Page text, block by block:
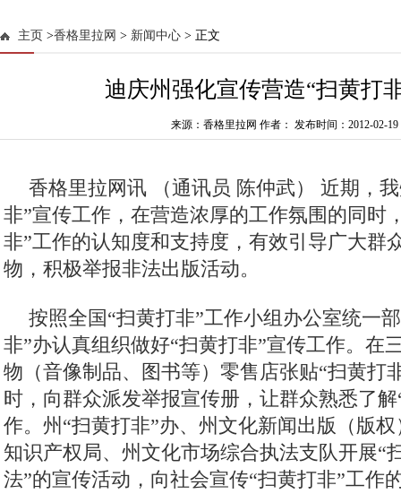
法治迪庆
主页 >香格里拉网 > 新闻中心 > 正文
迪庆州强化宣传营造“扫黄打
来源：香格里拉网 作者： 发布时间：2012-02-19
香格里拉网讯 （通讯员 陈仲武）
近期，
非”宣传工作，在营造浓厚的工作氛围的同时
非”工作的认知度和支持度，有效引导广大群
物，积极举报非法出版活动。
按照全国“扫黄打非”工作小组办公室统一
非”办认真组织做好“扫黄打非”宣传工作。在
物（音像制品、图书等）零售店张贴“扫黄打
时，向群众派发举报宣传册，让群众熟悉了
作。州“扫黄打非”办、州文化新闻出版（版
知识产权局、州文化市场综合执法支队开展“
法”的宣传活动，向社会宣传“扫黄打非”工作